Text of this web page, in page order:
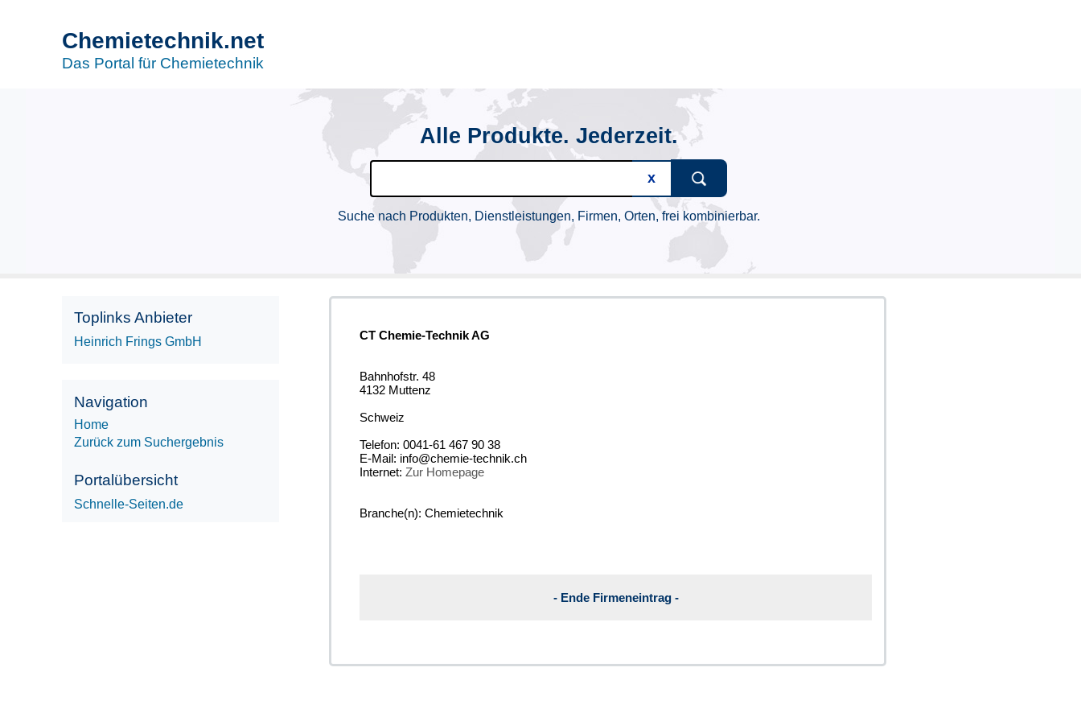
Chemietechnik.net
Das Portal für Chemietechnik
Alle Produkte. Jederzeit.
Suche nach Produkten, Dienstleistungen, Firmen, Orten, frei kombinierbar.
Toplinks Anbieter
Heinrich Frings GmbH
Navigation
Home
Zurück zum Suchergebnis
Portalübersicht
Schnelle-Seiten.de
CT Chemie-Technik AG
Bahnhofstr. 48
4132 Muttenz
Schweiz
Telefon: 0041-61 467 90 38
E-Mail: info@chemie-technik.ch
Internet: Zur Homepage
Branche(n): Chemietechnik
- Ende Firmeneintrag -